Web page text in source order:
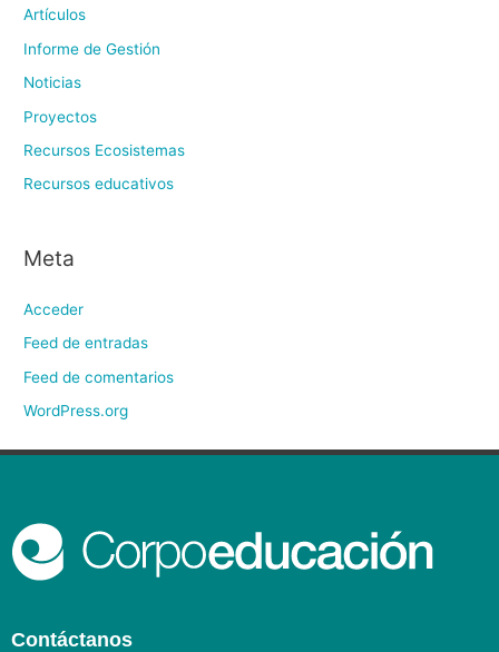
Artículos
Informe de Gestión
Noticias
Proyectos
Recursos Ecosistemas
Recursos educativos
Meta
Acceder
Feed de entradas
Feed de comentarios
WordPress.org
Contáctanos